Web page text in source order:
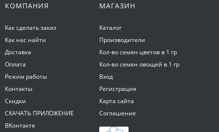
КОМПАНИЯ
Как сделать заказ
Как нас найти
Доставка
Оплата
Режим работы
Контакты
Скидки
СКАЧАТЬ ПРИЛОЖЕНИЕ
ВКонтакте
МАГАЗИН
Каталог
Производители
Кол-во семян цветов в 1 гр
Кол-во семян овощей в 1 гр
Вход
Регистрация
Карта сайта
Соглашение